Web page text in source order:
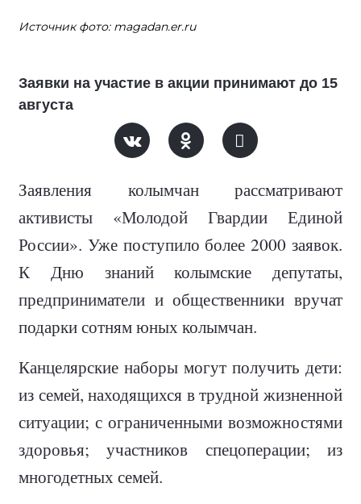
Источник фото: magadan.er.ru
Заявки на участие в акции принимают до 15
августа
Заявления колымчан рассматривают
активисты «Молодой Гвардии Единой
России». Уже поступило более 2000 заявок.
К Дню знаний колымские депутаты,
предприниматели и общественники вручат
подарки сотням юных колымчан.
Канцелярские наборы могут получить дети:
из семей, находящихся в трудной жизненной
ситуации; с ограниченными возможностями
здоровья; участников спецоперации; из
многодетных семей.